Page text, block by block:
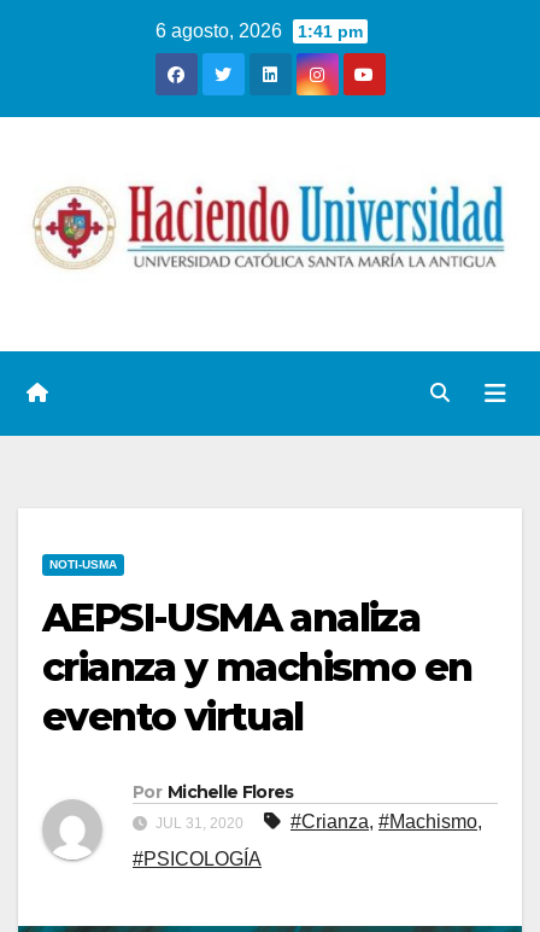
6 agosto, 2026 1:41 pm
NOTI-USMA
AEPSI-USMA analiza
crianza y machismo en
evento virtual
Por Michelle Flores
JUL 31, 2020 #Crianza, #Machismo,
#PSICOLOGÍA